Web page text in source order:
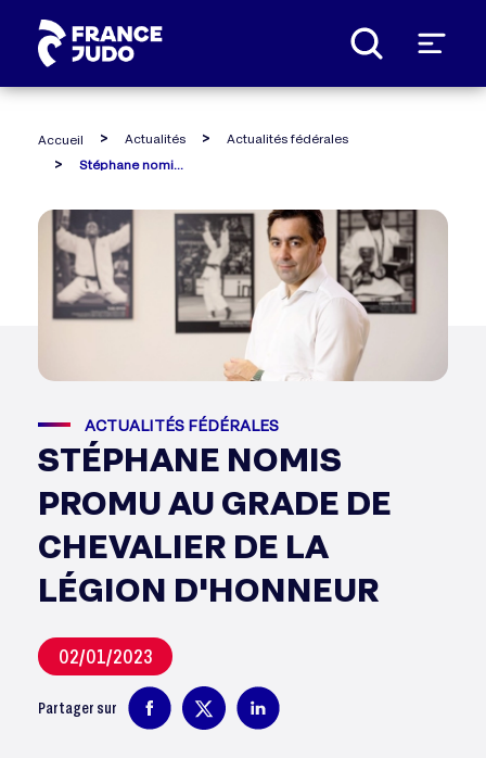
Accueil Actualités
Actualités fédérales
ACTUALITÉS FÉDÉRALES
STÉPHANE NOMIS
PROMU AU GRADE DE
CHEVALIER DE LA
LÉGION D'HONNEUR
02/01/2023
Partager sur